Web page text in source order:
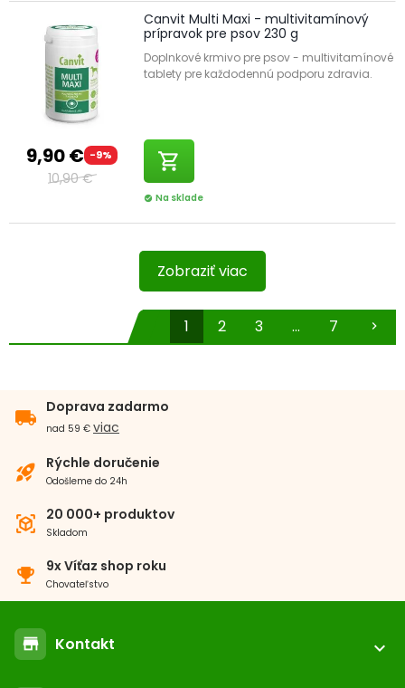
9,90 € -9%
10,90 €
Canvit Multi Maxi - multivitamínový
prípravok pre psov 230 g
Doplnkové krmivo pre psov - multivitamínové
tablety pre každodennú podporu zdravia.
shopping_cart
check_circle Na sklade
Zobraziť viac
1 2 3 ... 7 chevron_right
local_shipping
Doprava zadarmo
nad 59 € viac
rocket_launch Rýchle doručenie
Odošleme do 24h
view_in_ar 20 000+ produktov
Skladom
emoji_events 9x Víťaz shop roku
Chovateľstvo
store Kontakt
expand_more